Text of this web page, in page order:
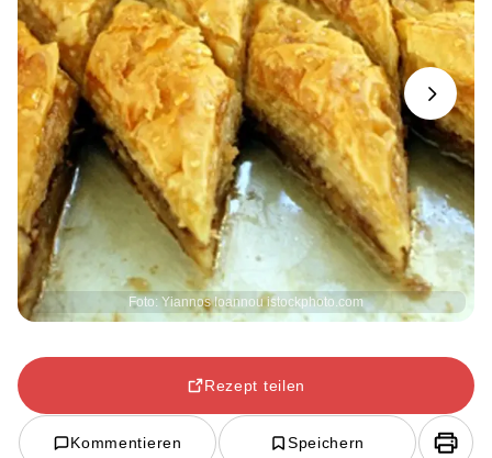
Foto: Yiannos Ioannou istockphoto.com
Next
Rezept teilen
Kommentieren Speichern